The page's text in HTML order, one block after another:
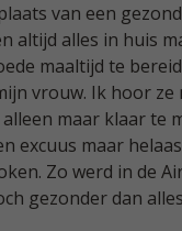
van een
altijd alles in huis
maaltijd te
vrouw. Ik hoor ze
maar klaar te
excuus maar
Zo werd in de
gezonder dan